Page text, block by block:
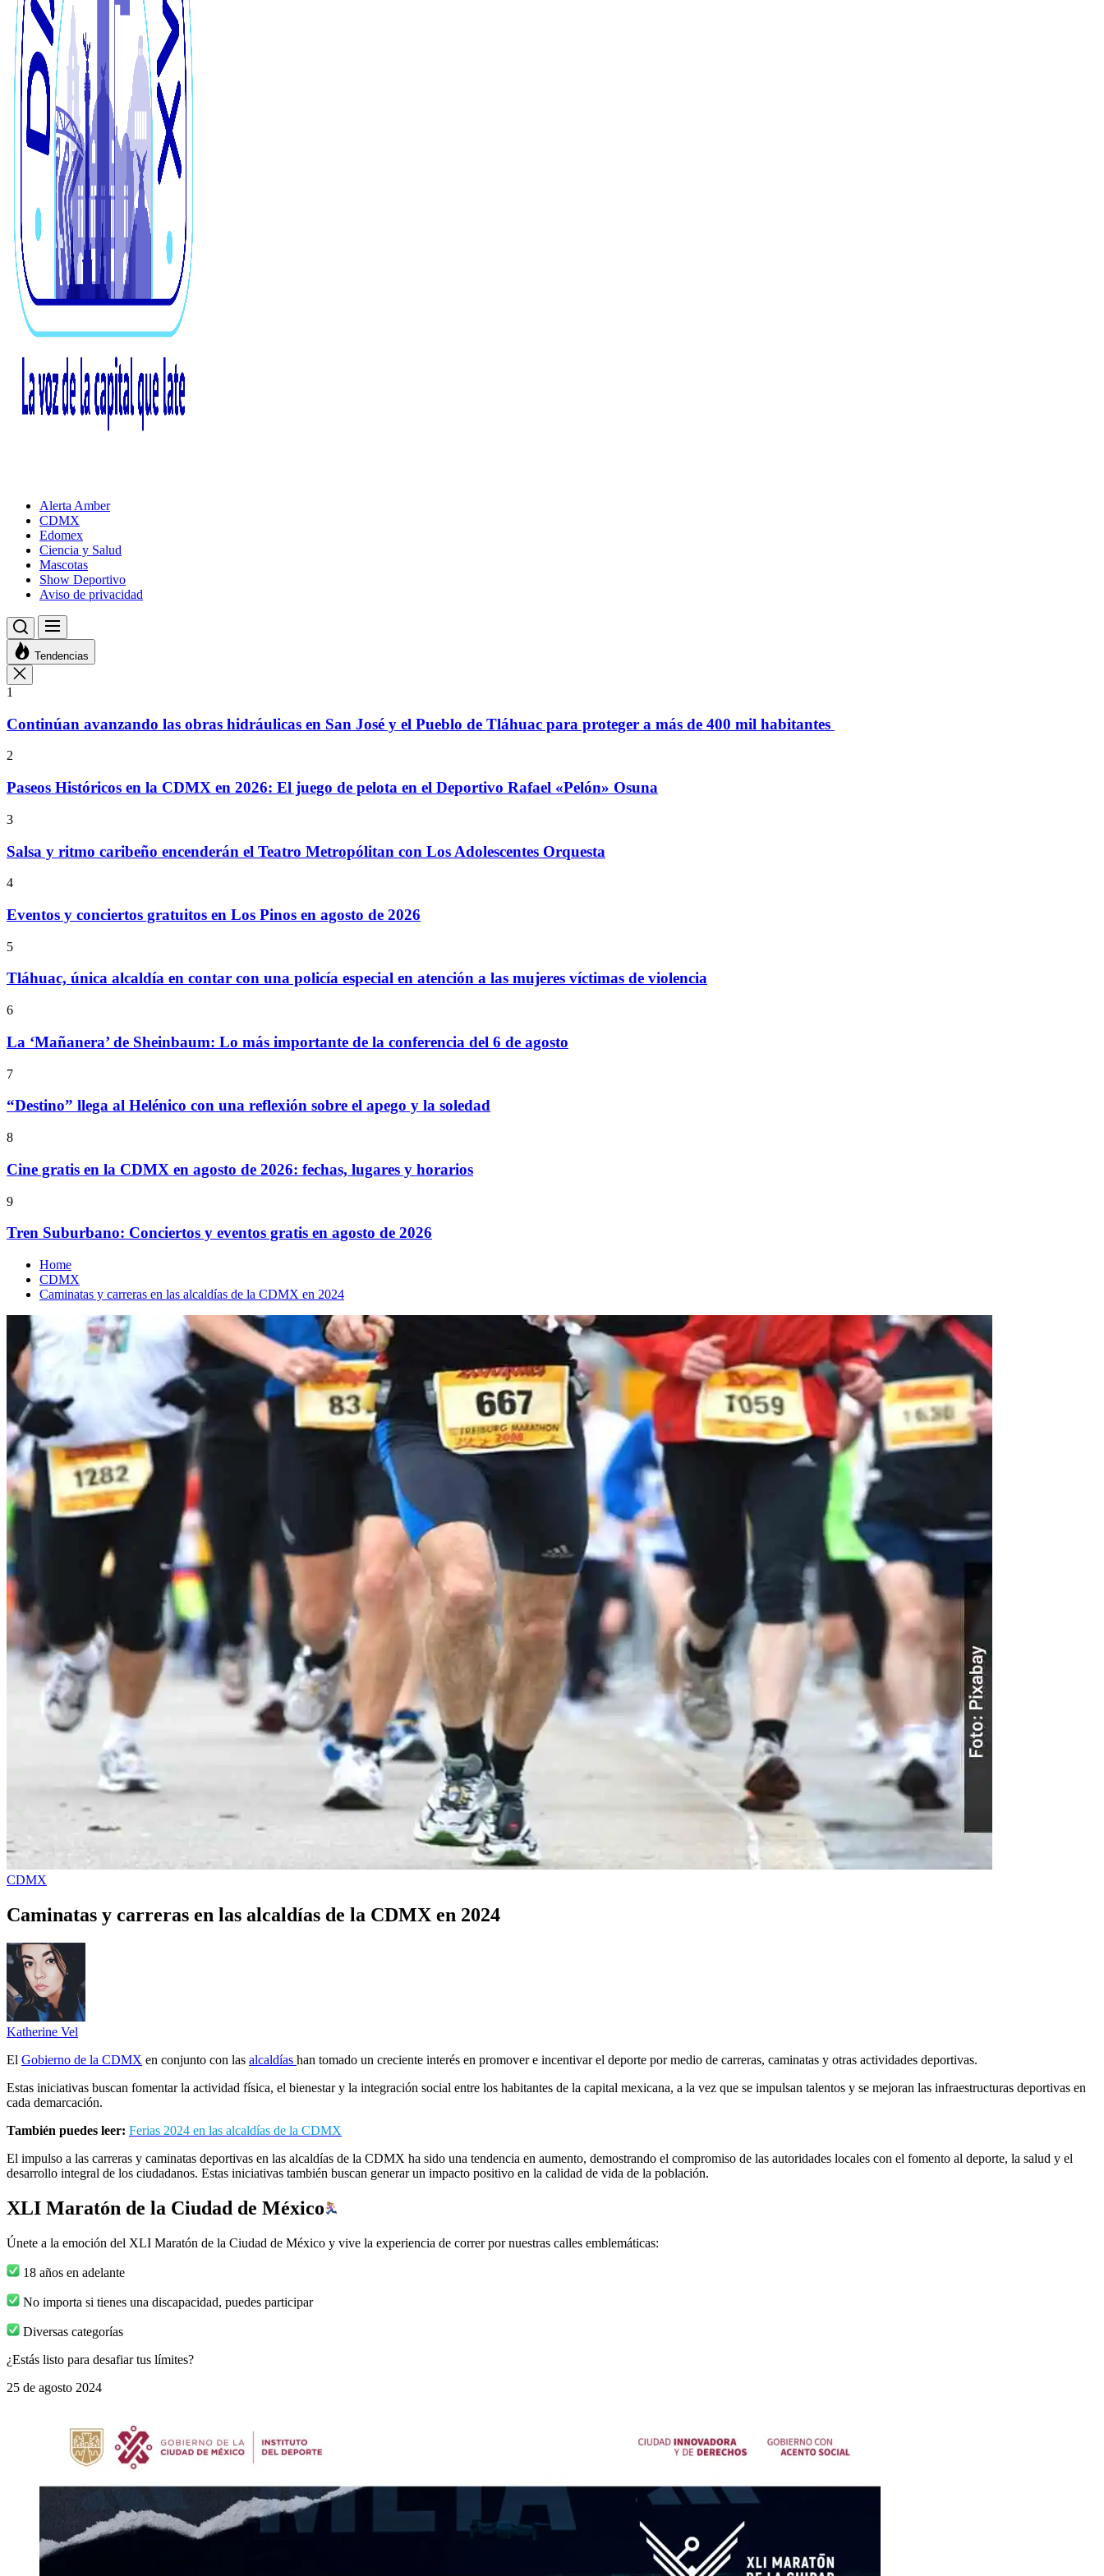
Alerta Amber
CDMX
Edomex
Ciencia y Salud
Mascotas
Show Deportivo
Aviso de privacidad
Tendencias
1
Continúan avanzando las obras hidráulicas en San José y el Pueblo de Tláhuac para proteger a más de 400 mil habitantes
2
Paseos Históricos en la CDMX en 2026: El juego de pelota en el Deportivo Rafael «Pelón» Osuna
3
Salsa y ritmo caribeño encenderán el Teatro Metropólitan con Los Adolescentes Orquesta
4
Eventos y conciertos gratuitos en Los Pinos en agosto de 2026
5
Tláhuac, única alcaldía en contar con una policía especial en atención a las mujeres víctimas de violencia
6
La ‘Mañanera’ de Sheinbaum: Lo más importante de la conferencia del 6 de agosto
7
“Destino” llega al Helénico con una reflexión sobre el apego y la soledad
8
Cine gratis en la CDMX en agosto de 2026: fechas, lugares y horarios
9
Tren Suburbano: Conciertos y eventos gratis en agosto de 2026
Home
CDMX
Caminatas y carreras en las alcaldías de la CDMX en 2024
CDMX
Caminatas y carreras en las alcaldías de la CDMX en 2024
Katherine Vel
El Gobierno de la CDMX en conjunto con las alcaldías han tomado un creciente interés en promover e incentivar el deporte por medio de carreras, caminatas y otras actividades deportivas.
Estas iniciativas buscan fomentar la actividad física, el bienestar y la integración social entre los habitantes de la capital mexicana, a la vez que se impulsan talentos y se mejoran las infraestructuras deportivas en
cada demarcación.
También puedes leer: Ferias 2024 en las alcaldías de la CDMX
El impulso a las carreras y caminatas deportivas en las alcaldías de la CDMX ha sido una tendencia en aumento, demostrando el compromiso de las autoridades locales con el fomento al deporte, la salud y el
desarrollo integral de los ciudadanos. Estas iniciativas también buscan generar un impacto positivo en la calidad de vida de la población.
XLI Maratón de la Ciudad de México
Únete a la emoción del XLI Maratón de la Ciudad de México y vive la experiencia de correr por nuestras calles emblemáticas:
18 años en adelante
No importa si tienes una discapacidad, puedes participar
Diversas categorías
¿Estás listo para desafiar tus límites?
25 de agosto 2024